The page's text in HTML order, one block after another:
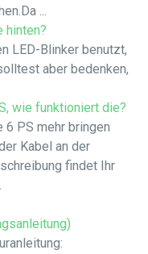
...
hinten?
LED-Blinker benutzt,
aber bedenken,
wie funktioniert die?
PS mehr bringen
Kabel an der
findet Ihr